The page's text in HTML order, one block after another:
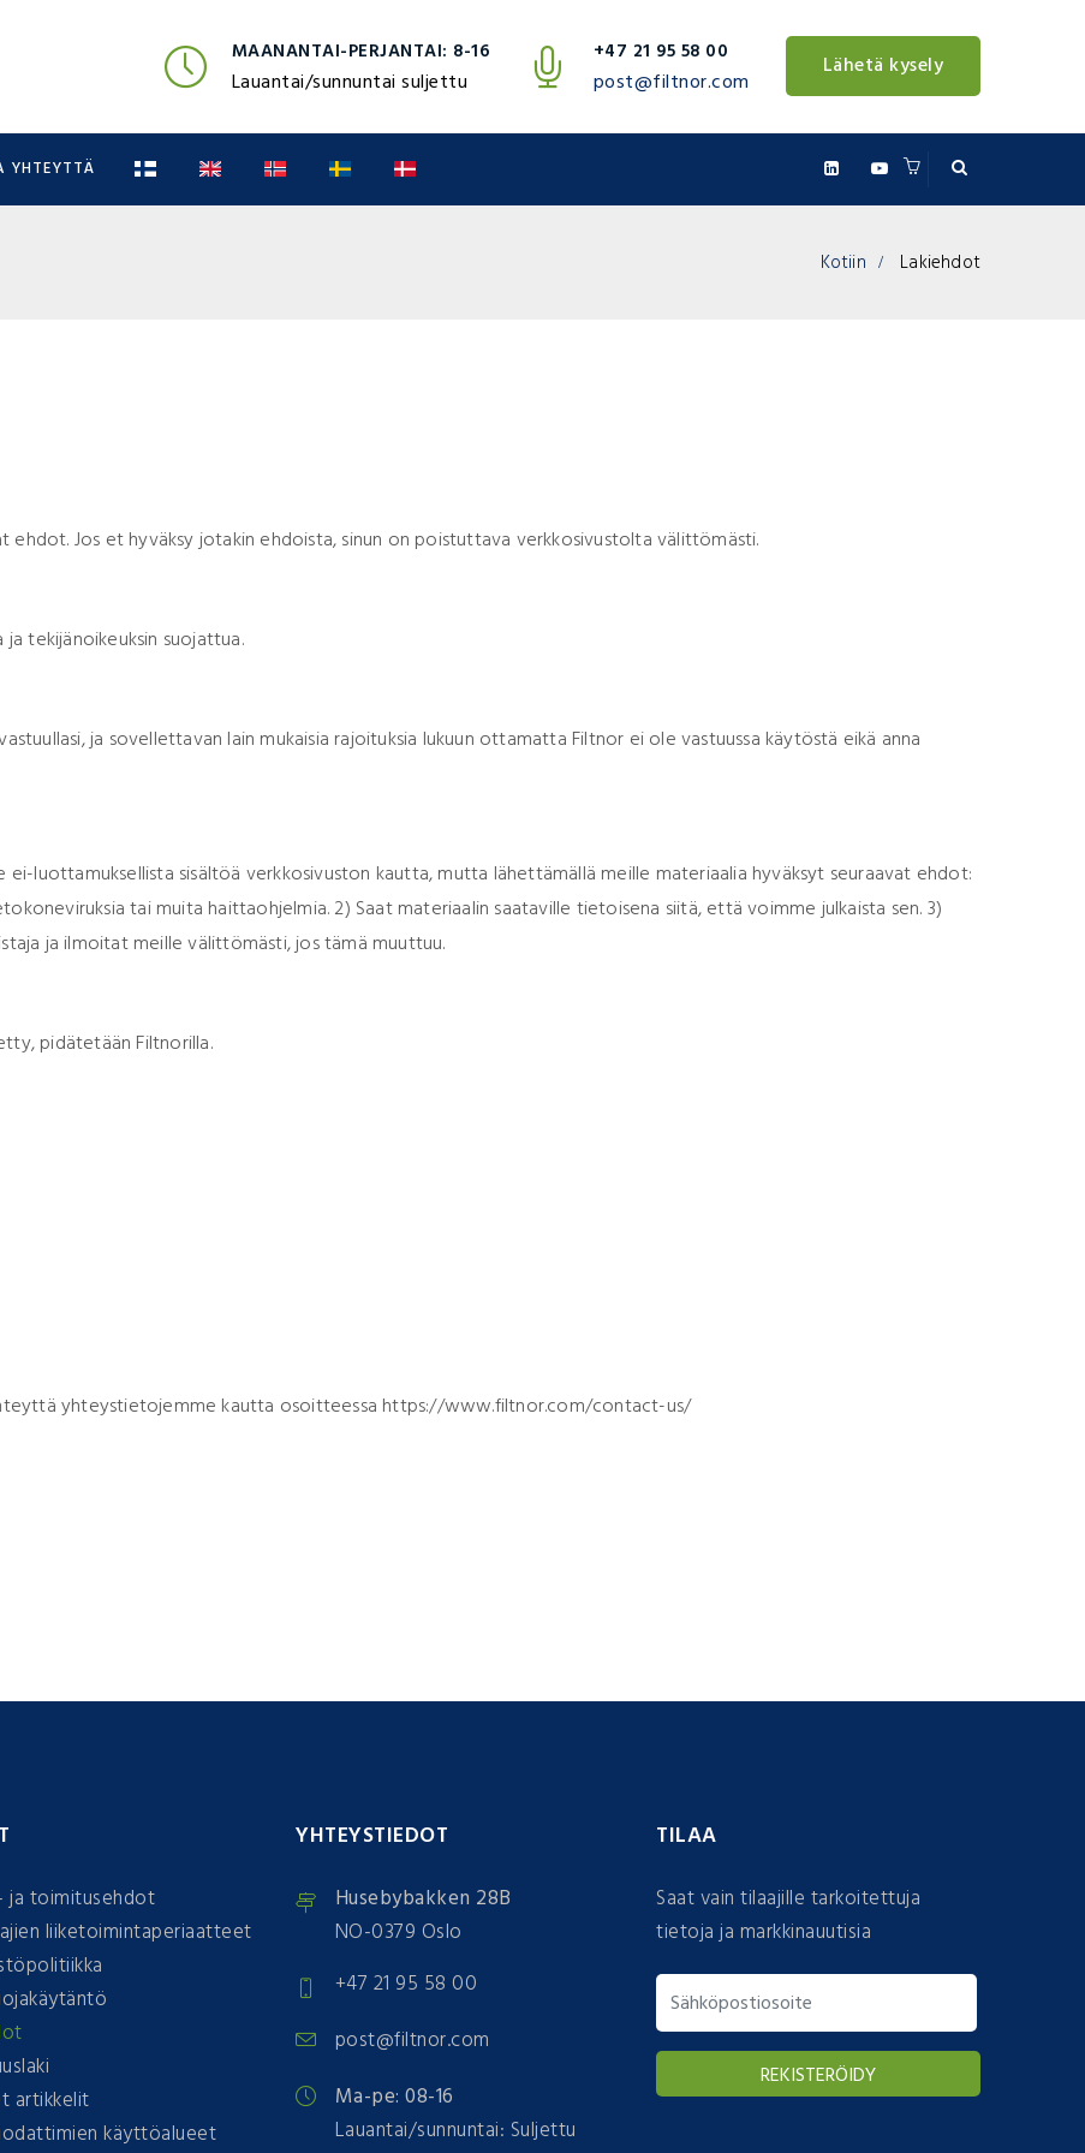
MAANANTAI-PERJANTAI: 8-16
Lauantai/sunnuntai suljettu
+47 21 95 58 00
post@filtnor.com
Lähetä kysely
YHTEYTTÄ
Kotiin Lakiehdot
ehdot. Jos et hyväksy jotakin ehdoista, sinun on poistuttava verkkosivustolta välittömästi.
tekijänoikeuksin suojattua.
ja sovellettavan lain mukaisia rajoituksia lukuun ottamatta Filtnor ei ole vastuussa käytöstä eikä anna
luottamuksellista sisältöä verkkosivuston kautta, mutta lähettämällä meille materiaalia hyväksyt seuraavat ehdot:
tai muita haittaohjelmia. 2) Saat materiaalin saataville tietoisena siitä, että voimme julkaista sen. 3)
ja ilmoitat meille välittömästi, jos tämä muuttuu.
pidätetään Filtnorilla.
yhteystietojemme kautta osoitteessa https://www.filtnor.com/contact-us/
ja toimitusehdot
liiketoimintaperiaatteet
artikkelit
käyttöalueet
YHTEYSTIEDOT
Husebybakken 28B
NO-0379 Oslo
+47 21 95 58 00
post@filtnor.com
Ma-pe: 08-16
Lauantai/sunnuntai: Suljettu
TILAA
Saat vain tilaajille tarkoitettuja
tietoja ja markkinauutisia